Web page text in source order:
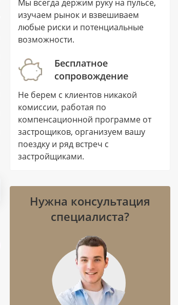
Мы всегда держим руку на пульсе,
изучаем рынок и взвешиваем
любые риски и потенциальные
возможности.
Бесплатное
сопровождение
Не берем с клиентов никакой
комиссии, работая по
компенсационной программе от
застрощиков, организуем вашу
поездку и ряд встреч с
застройщиками.
Нужна консультация
специалиста?